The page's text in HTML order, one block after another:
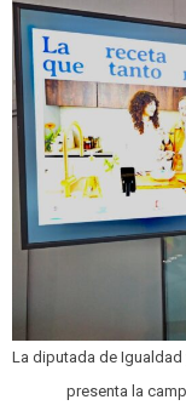
La diputada de Igualdad
presenta la